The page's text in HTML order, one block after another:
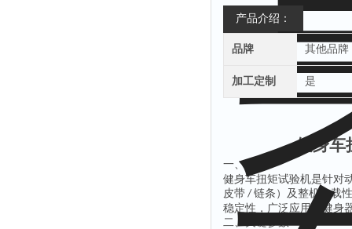
产品介绍：
品牌 其他品牌
加工定制 是
健身车
一、
健身车扭矩试验机是针对
皮带 / 链条）及整机负载
稳定性，广泛应用于健身
二、关键参数